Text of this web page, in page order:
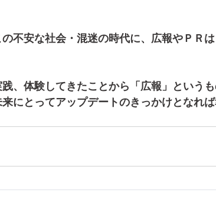
不安な社会・混迷の時代に、広報やＰＲ
、体験してきたことから「広報」という
にとってアップデートのきっかけとなれ